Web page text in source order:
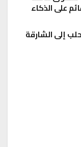
على الذكاء
إلى الشارقة